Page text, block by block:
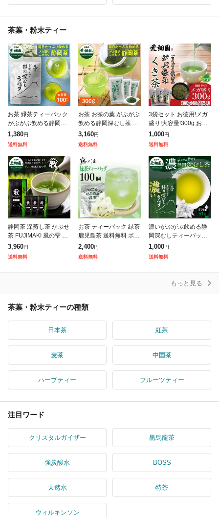
茶葉・粉末ティー
お茶 緑茶ティーバック
がぶがぶ飲める静岡深
むしティーパック 100
個入 総合ランキング1
位 送料無料 がぶ飲み
静岡茶 緑茶
1,380円
送料無料
お茶 お茶の葉 がぶがぶ
飲める静岡深むし茶 30
0g (100g入り×3袋) メ
ガ盛り 総合ランキング
1位 送料無料 がぶ飲み
3,160円
送料無料
3袋セット お徳用!メガ
盛り!大容量!300g お茶
緑茶 茎茶 くき 静岡茶
がぶ飲みくき茶 100g入
1,000円
送料無料
静岡茶 深蒸し茶 かぶせ
茶 FUJIMAKI 風の雫 28
0g (70g入り×4袋) 送料
無料 緑茶 日本茶 お茶
お茶の葉 茶
3,960円
送料無料
お茶 ティーパック 緑茶
鹿児島茶 送料無料 ポイ
ント消化 お徳用 ティー
バッグ 2.5g×100個入
深蒸し茶 大容量 カテキ
2,400円
送料無料
濃いがぶがぶ飲める静
岡深むしティーパック
51個入 お茶 緑茶 茶葉
深蒸し茶 静岡茶 水出し
冷茶 日本茶 濃い 静岡
1,000円
送料無料
もっと見る
茶葉・粉末ティーの種類
日本茶 紅茶
麦茶 中国茶
ハーブティー フルーツティー
注目ワード
クリスタルガイザー 黒烏龍茶
強炭酸水 BOSS
天然水 特茶
ウィルキンソン